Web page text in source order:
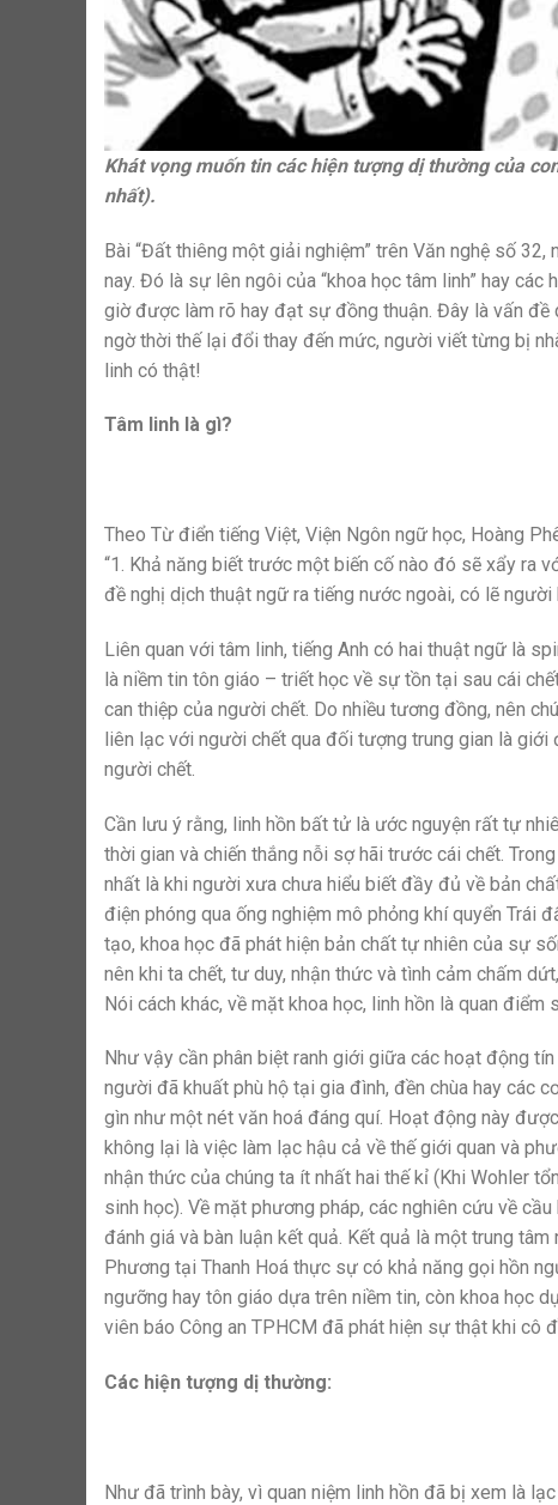
Khát vọng muốn tin các hiện tượng dị thường của
nhất).
Bài “Đất thiêng một giải nghiệm” trên Văn nghệ số
nay. Đó là sự lên ngôi của “khoa học tâm linh” hay
giờ được làm rõ hay đạt sự đồng thuận. Đây là vấn đề
ngờ thời thế lại đổi thay đến mức, người viết từng bị
linh có thật!
Tâm linh là gì?
Theo Từ điển tiếng Việt, Viện Ngôn ngữ học, Hoàng
“1. Khả năng biết trước một biến cố nào đó sẽ xẩy ra
đề nghị dịch thuật ngữ ra tiếng nước ngoài, có lẽ
Liên quan với tâm linh, tiếng Anh có hai thuật ngữ là
là niềm tin tôn giáo – triết học về sự tồn tại sau cái
can thiệp của người chết. Do nhiều tương đồng, nên
liên lạc với người chết qua đối tượng trung gian là
người chết.
Cần lưu ý rằng, linh hồn bất tử là ước nguyện rất tự
thời gian và chiến thắng nỗi sợ hãi trước cái chết.
nhất là khi người xưa chưa hiểu biết đầy đủ về bản
điện phóng qua ống nghiệm mô phỏng khí quyển Trái
tạo, khoa học đã phát hiện bản chất tự nhiên của sự
nên khi ta chết, tư duy, nhận thức và tình cảm chấm
Nói cách khác, về mặt khoa học, linh hồn là quan điểm
Như vậy cần phân biệt ranh giới giữa các hoạt động
người đã khuất phù hộ tại gia đình, đền chùa hay các
gìn như một nét văn hoá đáng quí. Hoạt động này
không lại là việc làm lạc hậu cả về thế giới quan và
nhận thức của chúng ta ít nhất hai thế kỉ (Khi Wohler
sinh học). Về mặt phương pháp, các nghiên cứu về
đánh giá và bàn luận kết quả. Kết quả là một trung
Phương tại Thanh Hoá thực sự có khả năng gọi hồn
ngưỡng hay tôn giáo dựa trên niềm tin, còn khoa học
viên báo Công an TPHCM đã phát hiện sự thật khi cô
Các hiện tượng dị thường:
Như đã trình bày, vì quan niệm linh hồn đã bị xem là